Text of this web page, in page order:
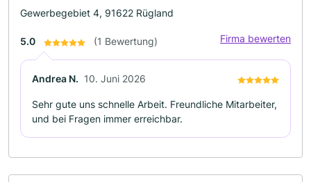
Gewerbegebiet 4, 91622 Rügland
5.0 (1 Bewertung) Firma bewerten
Andrea N. 10. Juni 2026
Sehr gute uns schnelle Arbeit. Freundliche Mitarbeiter,
und bei Fragen immer erreichbar.